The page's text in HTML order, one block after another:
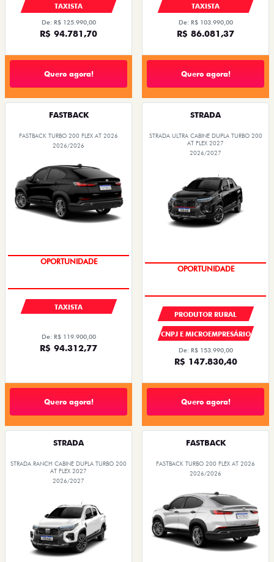
TAXISTA
De: R$ 125.990,00
R$ 94.781,70
Quero agora!
TAXISTA
De: R$ 103.990,00
R$ 86.081,37
Quero agora!
FASTBACK
FASTBACK TURBO 200 FLEX AT 2026
2026/2026
PREÇOS REDUZIDOS
TAXISTA
De: R$ 119.900,00
R$ 94.312,77
Quero agora!
STRADA
STRADA ULTRA CABINE DUPLA TURBO 200
AT FLEX 2027
2026/2027
PREÇOS REDUZIDOS
PRODUTOR RURAL
CNPJ E MICROEMPRESÁRIO
De: R$ 153.990,00
R$ 147.830,40
Quero agora!
STRADA
STRADA RANCH CABINE DUPLA TURBO 200
AT FLEX 2027
2026/2027
FASTBACK
FASTBACK TURBO 200 FLEX AT 2026
2026/2026